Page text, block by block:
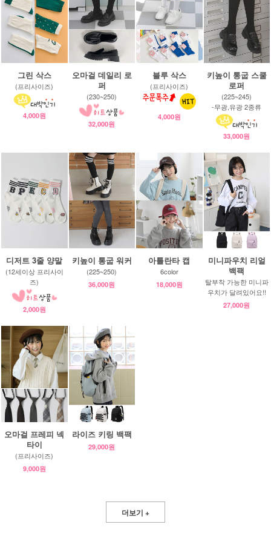
그린 삭스
(프리사이즈)
4,000원
오마걸 데일리 로
퍼
(230~250)
32,000원
블루 삭스
(프리사이즈)
4,000원
키높이 통굽 스쿨
로퍼
(225~245)
-무광,유광 2종류
33,000원
디저트 3줄 양말
(12세이상 프리사이
즈)
2,000원
키높이 통굽 워커
(225~250)
36,000원
아틀란타 캡
6color
18,000원
미니파우치 리얼
백팩
탈부착 가능한 미니파
우치가 달려있어요!!
27,000원
오마걸 프레피 넥
타이
(프리사이즈)
9,000원
라이즈 키링 백팩
29,000원
더보기 +